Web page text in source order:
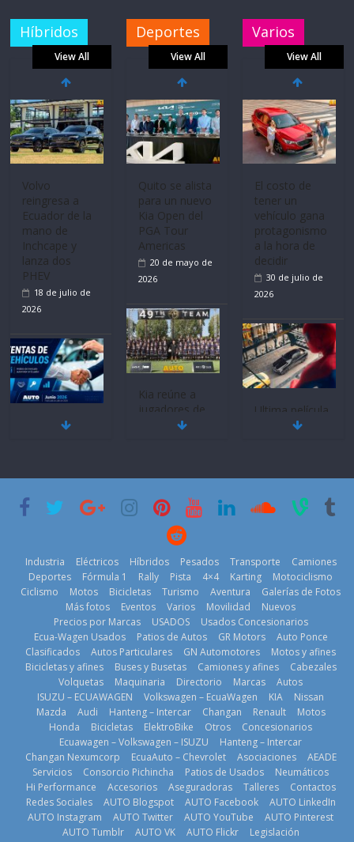
Híbridos
View All
Volvo
reingresa a
Ecuador de la
mano de
Inchcape y
lanza dos
PHEV
18 de julio de
2026
Mercado
historia
11 de julio de
BMW, Toyota,
Bosch y
prueban flota
que usa
gasolina 100%
renovable
25 de julio de
2026
Deportes
View All
Quito se alista
para un nuevo
Kia Open del
PGA Tour
Americas
20 de mayo de
2026
Kia reúne a
jugadores de
fútbol de todo
2026
La Vuelta al
Ecuador 2026,
edición 47ª,
recorre 7
provincias en 8
días
1 de agosto de
2026
Varios
View All
El costo de
tener un
vehículo gana
protagonismo
a la hora de
decidir
30 de julio de
2026
Ultima película
‘Spider‑Man:
29 de julio de
¿Qué puede
pasar con tu
vehículo si
permanece
varios días sin
usar?
3 de agosto de
2026
Industria Eléctricos Híbridos Pesados Transporte
Camiones
Deportes
Fórmula 1 Rally Pista 4×4 Karting
Motociclismo
Ciclismo
Motos Bicicletas Turismo Aventura
Galerías de Fotos
Más fotos
Eventos Varios Movilidad
Nuevos
Precios por Marcas
USADOS
Usados Concesionarios
Ecua-Wagen Usados
Patios de Autos GR Motors
Auto Ponce
Clasificados
Autos Particulares GN Automotores
Motos y afines
Bicicletas y afines
Buses y Busetas Camiones y afines
Cabezales
Volquetas
Maquinaria Directorio Marcas
Autos
ISUZU – ECUAWAGEN
Volkswagen – EcuaWagen KIA
Nissan
Mazda
Audi Hanteng – Intercar Changan Renault
Motos
Honda
Bicicletas ElektroBike Otros
Concesionarios
Ecuawagen – Volkswagen – ISUZU
Hanteng – Intercar
Changan Nexumcorp
EcuaAuto – Chevrolet Asociaciones
AEADE
Servicios
Consorcio Pichincha Patios de Usados
Neumáticos
Hi Performance
Accesorios Aseguradoras Talleres
Contactos
Redes Sociales
AUTO Blogspot AUTO Facebook
AUTO LinkedIn
AUTO Instagram
AUTO Twitter AUTO YouTube
AUTO Pinterest
AUTO Tumblr
AUTO VK AUTO Flickr Legislación